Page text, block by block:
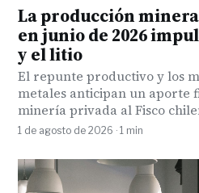
La producción
en junio de 2026
y el litio
El repunte productivo y los
metales anticipan un aporte
minería privada al Fisco
1 de agosto de 2026 · 1 min